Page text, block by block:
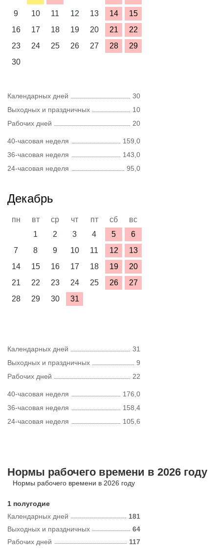
9
10 11 12 13 14
15
16
17 18 19 20 21
22
23
24 25 26 27 28
29
30
Календарных дней
30
Выходных и праздничных
10
Рабочих дней
20
40-часовая неделя
159,0
36-часовая неделя
143,0
24-часовая неделя
95,0
Декабрь
пн вт ср чт пт сб
вс
1
2 3 4 5
6
7
8 9 10 11 12
13
14
15 16 17 18 19
20
21
22 23 24 25 26
27
28
29 30 31
Календарных дней
31
Выходных и праздничных
9
Рабочих дней
22
40-часовая неделя
176,0
36-часовая неделя
158,4
24-часовая неделя
105,6
Нормы рабочего времени в 2026 году
Нормы рабочего времени в 2026 году
1 полугодие
Календарных дней
181
Рабочих дней 117
Выходных и праздничных 64